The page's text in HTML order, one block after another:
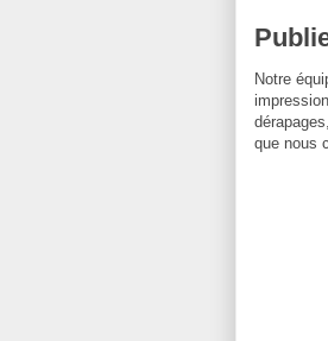
Notre
que nous